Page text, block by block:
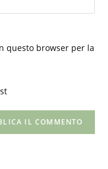
questo browser per la